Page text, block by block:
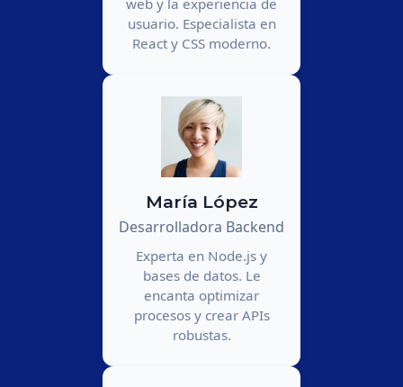
usuario. Especialista en
React y CSS moderno.
María López
Desarrolladora Backend
Experta en Node.js y
bases de datos. Le
encanta optimizar
procesos y crear APIs
robustas.